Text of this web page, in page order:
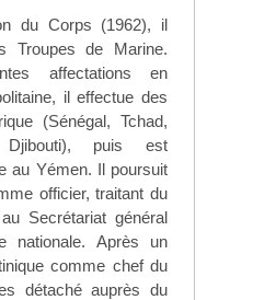
du Corps (1962), il
Troupes de Marine.
affectations en
il effectue des
(Sénégal, Tchad,
Djibouti), puis est
au Yémen. Il poursuit
officier, traitant du
Secrétariat général
nationale. Après un
comme chef du
détaché auprès du